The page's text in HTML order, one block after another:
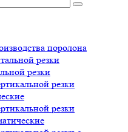
поролона
резки
резки
резки
резки